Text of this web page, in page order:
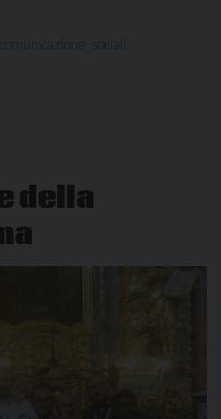
sociali
della